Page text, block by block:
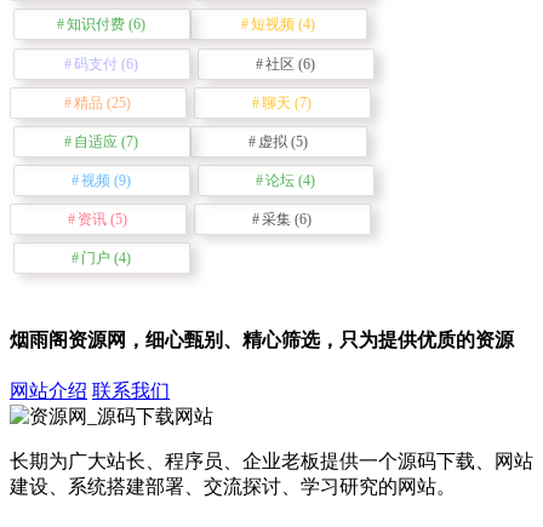
知识付费 (6) 短视频 (4)
码支付 (6) 社区 (6)
精品 (25) 聊天 (7)
自适应 (7) 虚拟 (5)
视频 (9) 论坛 (4)
资讯 (5) 采集 (6)
门户 (4)
烟雨阁资源网，细心甄别、精心筛选，只为提供优质的资源
网站介绍 联系我们
长期为广大站长、程序员、企业老板提供一个源码下载、网站
建设、系统搭建部署、交流探讨、学习研究的网站。